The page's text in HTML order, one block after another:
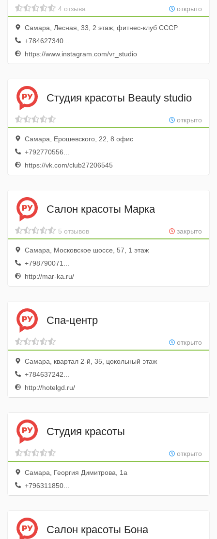
открыто
4 отзыва
Самара, Лесная, 33, 2 этаж; фитнес-клуб СССР
+784627340...
https://www.instagram.com/vr_studio
Студия красоты Beauty studio
открыто
Самара, Ерошевского, 22, 8 офис
+792770556...
https://vk.com/club27206545
Салон красоты Марка
закрыто
5 отзывов
Самара, Московское шоссе, 57, 1 этаж
+798790071...
http://mar-ka.ru/
Спа-центр
открыто
Самара, квартал 2-й, 35, цокольный этаж
+784637242...
http://hotelgd.ru/
Студия красоты
открыто
Самара, Георгия Димитрова, 1а
+796311850...
Салон красоты Бона